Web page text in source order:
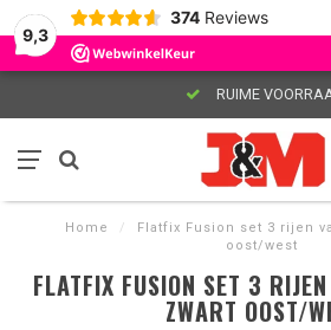
9,3
374 Reviews
RUIME
Home /
Flatfix Fusion set 3 rijen
oost/west
FLATFIX FUSION SET 3
ZWART OOST/